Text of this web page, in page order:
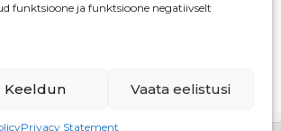
funktsioone ja funktsioone negatiivselt
Keeldun Vaata eelistusi
Privacy Statement